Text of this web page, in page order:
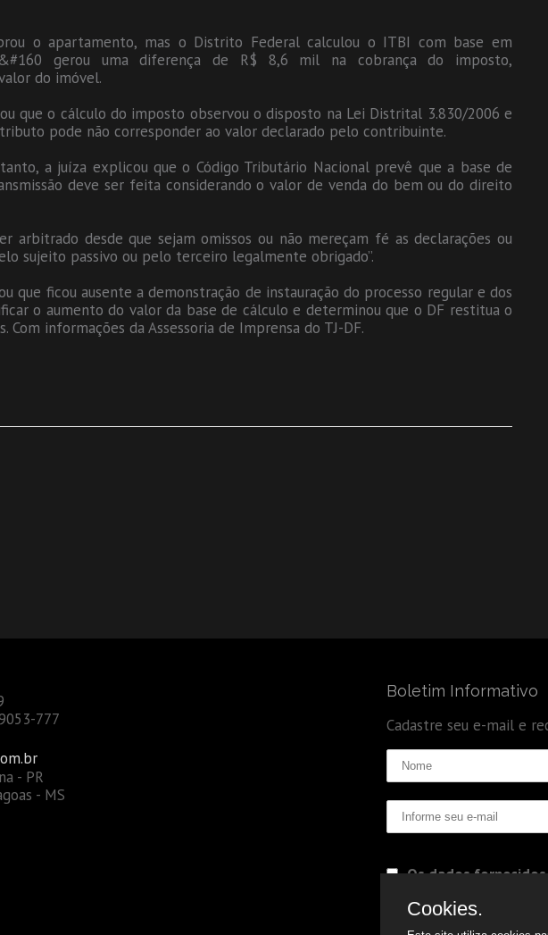
o apartamento, mas o Distrito Federal calculou o ITBI com base em
gerou uma diferença de R$ 8,6 mil na cobrança do imposto,
do imóvel.
que o cálculo do imposto observou o disposto na Lei Distrital 3.830/2006 e
pode não corresponder ao valor declarado pelo contribuinte.
a juíza explicou que o Código Tributário Nacional prevê que a base de
deve ser feita considerando o valor de venda do bem ou do direito
arbitrado desde que sejam omissos ou não mereçam fé as declarações ou
sujeito passivo ou pelo terceiro legalmente obrigado”.
que ficou ausente a demonstração de instauração do processo regular e dos
o aumento do valor da base de cálculo e determinou que o DF restitua o
Com informações da Assessoria de Imprensa do TJ-DF.
777
- PR
- MS
Boletim Informativo
Cadastre seu e-mail e
Os dados
Cookies.